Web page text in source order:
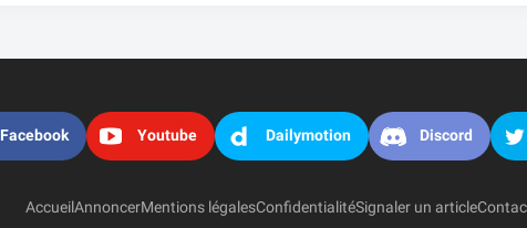
Facebook Youtube Dailymotion Discord
AccueilAnnoncerMentions légalesConfidentialitéSignaler un article